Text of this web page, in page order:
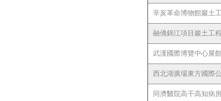
辛亥革命博物館巖土
融僑錦江項目巖土工
武漢國際博覽中心展
西北湖廣場東方國際
同濟醫院高干高知病